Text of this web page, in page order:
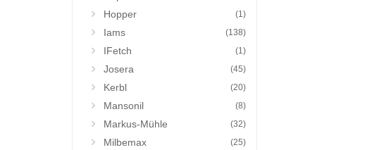
Hopper (1)
Iams (138)
IFetch (1)
Josera (45)
Kerbl (20)
Mansonil (8)
Markus-Mühle (32)
Milbemax (25)